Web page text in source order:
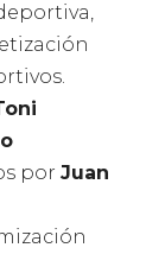
por Juan